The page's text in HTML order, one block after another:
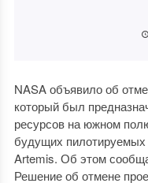
NASA объявило об
который был
ресурсов на южном
будущих
Artemis. Об этом
Решение об отмене